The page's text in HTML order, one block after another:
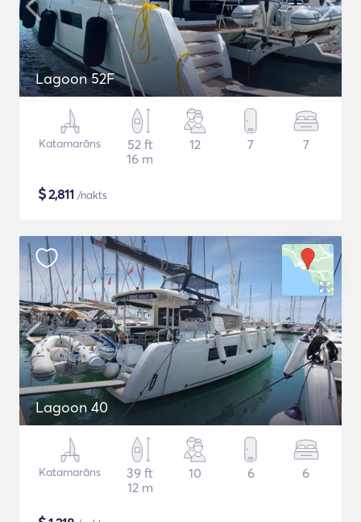
Lagoon 52F
Katamarāns
52 ft
16 m
12 7 7
$2,811 /nakts
Lagoon 40
Katamarāns
39 ft
12 m
10 6 6